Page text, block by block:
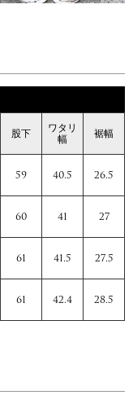
股下 ワタリ
幅 裾幅
59 40.5 26.5
60 41 27
61 41.5 27.5
61 42.4 28.5